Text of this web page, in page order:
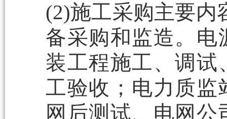
(2)施工采购主要内
备采购和监造。电
装工程施工、调试
工验收；电力质监
网后测试、电网